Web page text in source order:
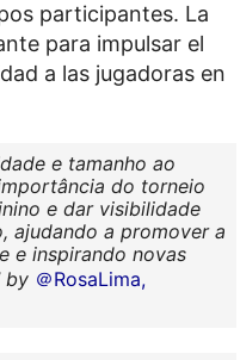
participantes. La
para impulsar el
a las jugadoras en
e tamanho ao
do torneio
e dar visibilidade
ajudando a promover a
e inspirando novas
by ＠RosaLima,